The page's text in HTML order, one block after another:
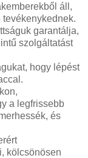
áll,
garantálja,
szolgáltatást
hogy lépést
a legfrissebb
és
kölcsönösen